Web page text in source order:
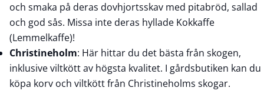
och smaka på deras dovhjortsskav med pitabröd, sallad
och god sås. Missa inte deras hyllade Kokkaffe
(Lemmelkaffe)!
Christineholm: Här hittar du det bästa från skogen,
inklusive viltkött av högsta kvalitet. I gårdsbutiken kan du
köpa korv och viltkött från Christineholms skogar.